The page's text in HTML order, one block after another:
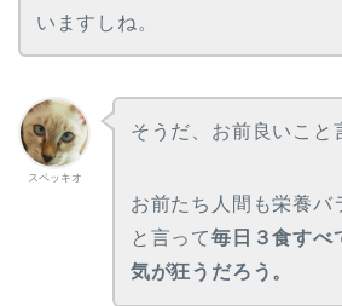
いますしね。
スペッキオ
そうだ、お前良いこと
お前たち人間も栄養バ
と言って毎日３食すべ
気が狂うだろう。